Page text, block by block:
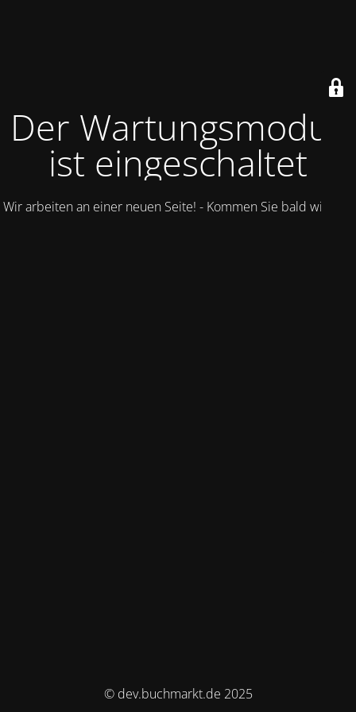
Der Wartungsmodus
ist eingeschaltet
Wir arbeiten an einer neuen Seite! - Kommen Sie bald wieder.
© dev.buchmarkt.de 2025